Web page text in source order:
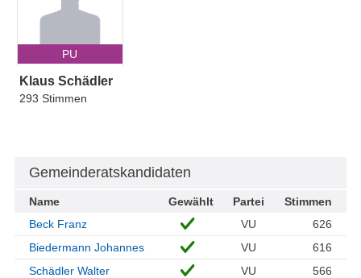
PU
Klaus Schädler
293 Stimmen
Gemeinderatskandidaten
Name Gewählt Partei
Stimmen
Beck Franz
VU
626
Biedermann Johannes
VU
616
Schädler Walter
VU
566